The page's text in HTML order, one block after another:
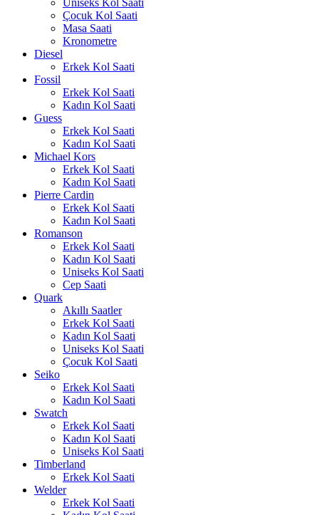
Çocuk Kol Saati
Masa Saati
Kronometre
Diesel
Erkek Kol Saati
Fossil
Erkek Kol Saati
Kadın Kol Saati
Guess
Erkek Kol Saati
Kadın Kol Saati
Michael Kors
Erkek Kol Saati
Kadın Kol Saati
Pierre Cardin
Erkek Kol Saati
Kadın Kol Saati
Romanson
Erkek Kol Saati
Kadın Kol Saati
Uniseks Kol Saati
Cep Saati
Quark
Akıllı Saatler
Erkek Kol Saati
Kadın Kol Saati
Uniseks Kol Saati
Çocuk Kol Saati
Seiko
Erkek Kol Saati
Kadın Kol Saati
Swatch
Erkek Kol Saati
Kadın Kol Saati
Uniseks Kol Saati
Timberland
Erkek Kol Saati
Welder
Erkek Kol Saati